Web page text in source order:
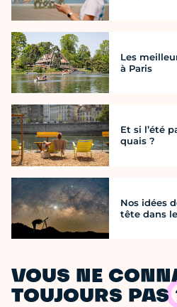
Les
à Paris
Et si l’été
quais ?
Nos idées
tête dans
VOUS NE
TOUJOURS PAS